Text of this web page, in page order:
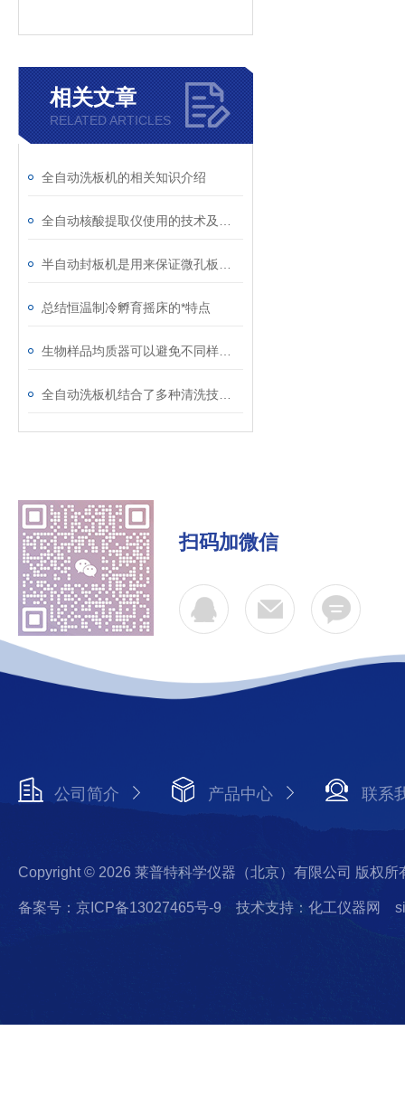
相关文章
RELATED ARTICLES
全自动洗板机的相关知识介绍
总结恒温制冷孵育摇床的*特点
扫码加微信
公司简介 产品中心 联系
Copyright © 2026 莱普特科学仪器（北京）有限公司 版权所
备案号：京ICP备13027465号-9 技术支持：化工仪器网